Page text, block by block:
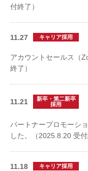
付終了）
11.27 キャリア採用
アカウントセールス（
終了）
11.21
新卒・第二新卒
採用
パートナープロモーシ
した。（2025.8.20 受付
11.18 キャリア採用